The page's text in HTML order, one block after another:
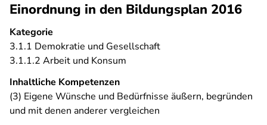
Einordnung in den Bildungsplan 2016
Kategorie
3.1.1 Demokratie und Gesellschaft
3.1.1.2 Arbeit und Konsum
Inhaltliche Kompetenzen
(3) Eigene Wünsche und Bedürfnisse äußern, begründen
und mit denen anderer vergleichen